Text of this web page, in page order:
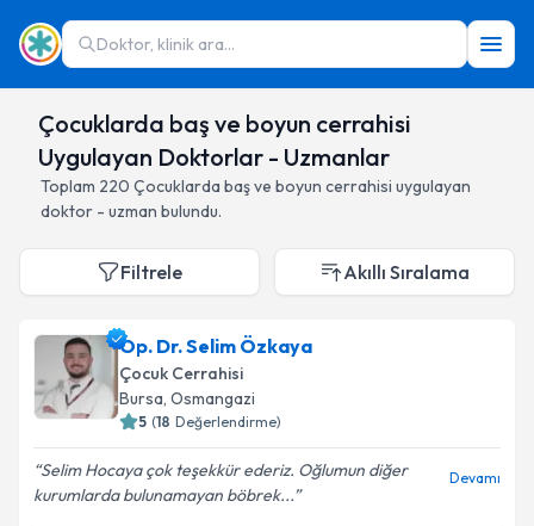
Doktor, klinik ara...
Çocuklarda baş ve boyun cerrahisi
Uygulayan Doktorlar - Uzmanlar
Toplam 220 Çocuklarda baş ve boyun cerrahisi uygulayan
doktor - uzman bulundu.
Filtrele Akıllı Sıralama
Op. Dr. Selim Özkaya
Çocuk Cerrahisi
Bursa, Osmangazi
5 (18 Değerlendirme)
Selim Hocaya çok teşekkür ederiz. Oğlumun diğer
kurumlarda bulunamayan böbrek...
Devamı